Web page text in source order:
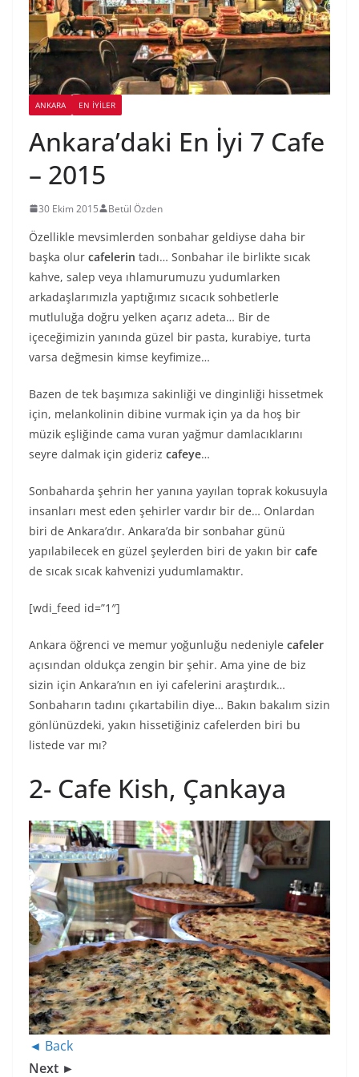
ANKARA EN İYILER
Ankara’daki En İyi 7 Cafe
– 2015
30 Ekim 2015 Betül Özden
Özellikle mevsimlerden sonbahar geldiyse daha bir
başka olur cafelerin tadı… Sonbahar ile birlikte sıcak
kahve, salep veya ıhlamurumuzu yudumlarken
arkadaşlarımızla yaptığımız sıcacık sohbetlerle
mutluluğa doğru yelken açarız adeta… Bir de
içeceğimizin yanında güzel bir pasta, kurabiye, turta
varsa değmesin kimse keyfimize…
Bazen de tek başımıza sakinliği ve dinginliği hissetmek
için, melankolinin dibine vurmak için ya da hoş bir
müzik eşliğinde cama vuran yağmur damlacıklarını
seyre dalmak için gideriz cafeye…
Sonbaharda şehrin her yanına yayılan toprak kokusuyla
insanları mest eden şehirler vardır bir de… Onlardan
biri de Ankara’dır. Ankara’da bir sonbahar günü
yapılabilecek en güzel şeylerden biri de yakın bir cafe
de sıcak sıcak kahvenizi yudumlamaktır.
[wdi_feed id=”1″]
Ankara öğrenci ve memur yoğunluğu nedeniyle cafeler
açısından oldukça zengin bir şehir. Ama yine de biz
sizin için Ankara’nın en iyi cafelerini araştırdık…
Sonbaharın tadını çıkartabilin diye… Bakın bakalım sizin
gönlünüzdeki, yakın hissetiğiniz cafelerden biri bu
listede var mı?
2- Cafe Kish, Çankaya
◄ Back
Next ►